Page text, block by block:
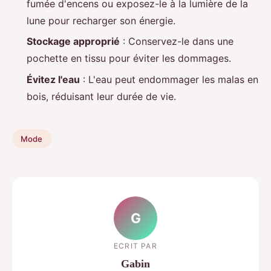
fumée d'encens ou exposez-le à la lumière de la
lune pour recharger son énergie.
Stockage approprié : Conservez-le dans une
pochette en tissu pour éviter les dommages.
Évitez l'eau : L'eau peut endommager les malas en
bois, réduisant leur durée de vie.
Mode
G
ECRIT PAR
Gabin